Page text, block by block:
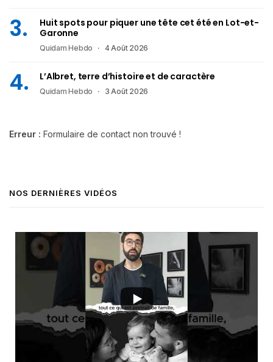
Huit spots pour piquer une tête cet été en Lot-et-
Garonne
Quidam Hebdo 4 Août 2026
L’Albret, terre d’histoire et de caractère
Quidam Hebdo 3 Août 2026
Erreur : Formulaire de contact non trouvé !
NOS DERNIÈRES VIDÉOS